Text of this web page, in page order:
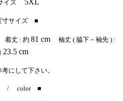
イズ
サイズ ■
着丈 : 約 81 cm 袖丈 ( 脇下 ~ 袖先 ) :
23.5 cm
にして下さい。
/ color ■